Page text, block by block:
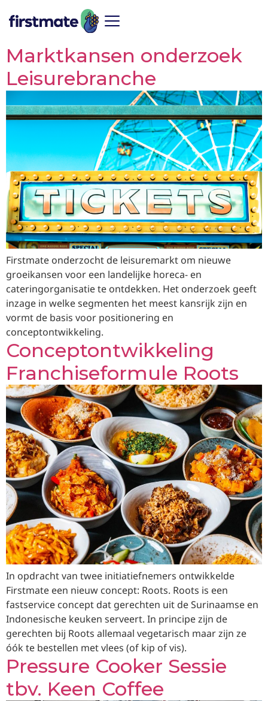
Marktkansen onderzoek
Leisurebranche
Firstmate onderzocht de leisuremarkt om nieuwe
groeikansen voor een landelijke horeca- en
cateringorganisatie te ontdekken. Het onderzoek geeft
inzage in welke segmenten het meest kansrijk zijn en
vormt de basis voor positionering en
conceptontwikkeling.
Conceptontwikkeling
Franchiseformule Roots
In opdracht van twee initiatiefnemers ontwikkelde
Firstmate een nieuw concept: Roots. Roots is een
fastservice concept dat gerechten uit de Surinaamse en
Indonesische keuken serveert. In principe zijn de
gerechten bij Roots allemaal vegetarisch maar zijn ze
óók te bestellen met vlees (of kip of vis).
Pressure Cooker Sessie
tbv. Keen Coffee